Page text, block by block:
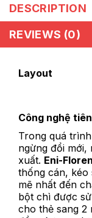
DESCRIPTION
REVIEWS (0)
Layout
Công nghệ
Trong quá
ngừng đổi mới,
xuất. Eni-
thống cán, kéo
mẽ nhất đến
bột chì được
cho thẻ sang 2